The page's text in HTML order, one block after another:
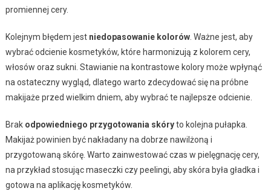
promiennej cery.
Kolejnym błędem jest niedopasowanie kolorów. Ważne jest, aby
wybrać odcienie kosmetyków, które harmonizują z kolorem cery,
włosów oraz sukni. Stawianie na kontrastowe kolory może wpłynąć
na ostateczny wygląd, dlatego warto zdecydować się na próbne
makijaże przed wielkim dniem, aby wybrać te najlepsze odcienie.
Brak odpowiedniego przygotowania skóryto kolejna pułapka.
Makijaż powinien być nakładany na dobrze nawilżoną i
przygotowaną skórę. Warto zainwestować czas w pielęgnację cery,
na przykład stosując maseczki czy peelingi, aby skóra była gładka i
gotowa na aplikację kosmetyków.